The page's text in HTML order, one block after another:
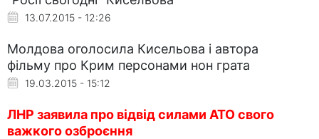
13.07.2015 - 12:26
Молдова оголосила Кисельова і автора
фільму про Крим персонами нон грата
19.03.2015 - 15:12
ЛНР заявила про відвід силами АТО свого
важкого озброєння